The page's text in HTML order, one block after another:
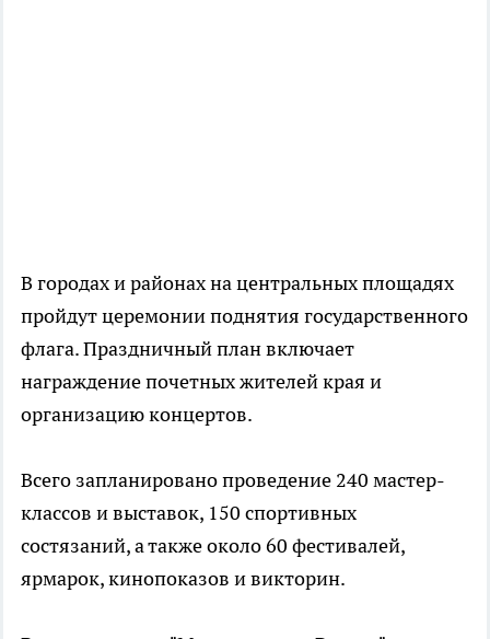
В городах и районах на центральных площадях
пройдут церемонии поднятия государственного
флага. Праздничный план включает
награждение почетных жителей края и
организацию концертов.
Всего запланировано проведение 240 мастер-
классов и выставок, 150 спортивных
состязаний, а также около 60 фестивалей,
ярмарок, кинопоказов и викторин.